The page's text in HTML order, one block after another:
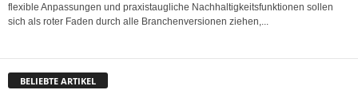
flexible Anpassungen und praxistaugliche Nachhaltigkeitsfunktionen sollen
sich als roter Faden durch alle Branchenversionen ziehen,...
BELIEBTE ARTIKEL